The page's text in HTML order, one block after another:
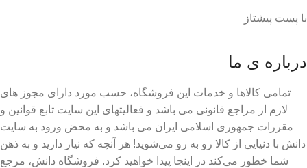
با پست پیشتاز
درباره ی ما
تمامی کالاها و خدمات این فروشگاه، حسب مورد دارای مجوز های
لازم از مراجع قانونی می باشد و فعالیتهای این سایت تابع قوانین و
مقررات جمهوری اسلامی ایران می باشد و به محض ورود به سایت
دانش با دنیایی از کالا رو به رو می‌شوید! هر آنچه که نیاز دارید و به ذهن
شما خطور می‌کند در اینجا پیدا خواهید کرد. فروشگاه دانش، مرجع